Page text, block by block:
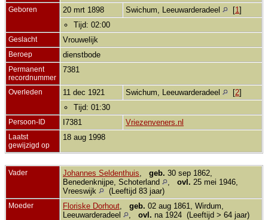
Geboren 20 mrt 1898 Swichum, Leeuwarderadeel [1 ]
Tijd: 02:00
Geslacht Vrouwelijk
Beroep dienstbode
Permanent
recordnummer
7381
Overleden 11 dec 1921 Swichum, Leeuwarderadeel [2]
Tijd: 01:30
Persoon-ID I7381 Vriezenveners.nl
Laatst
gewijzigd op
18 aug 1998
Vader Johannes Seldenthuis geb. 30 sep 1862,
Benedenknijpe, Schoterland
ovl. 25 mei 1946,
Vreeswijk
(Leeftijd 83 jaar)
Moeder Floriske Dorhout geb. 02 aug 1861, Wirdum,
Leeuwarderadeel
ovl. na 1924 (Leeftijd > 64 jaar)